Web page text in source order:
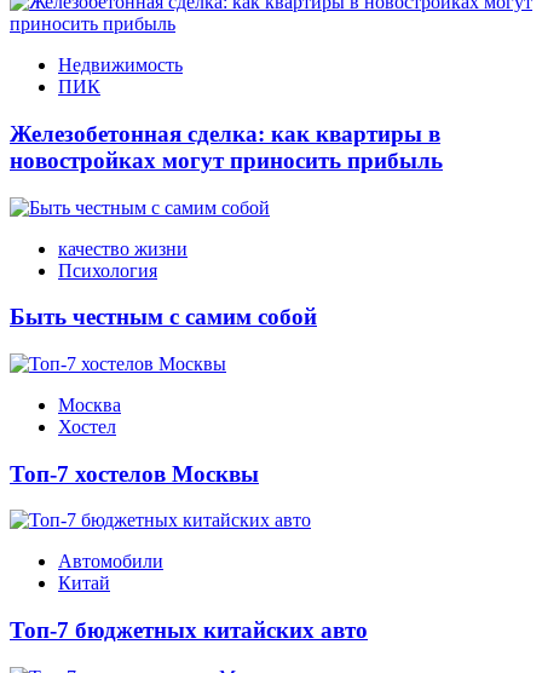
Недвижимость
ПИК
Железобетонная сделка: как квартиры в
новостройках могут приносить прибыль
качество жизни
Психология
Быть честным с самим собой
Москва
Хостел
Топ-7 хостелов Москвы
Автомобили
Китай
Топ-7 бюджетных китайских авто